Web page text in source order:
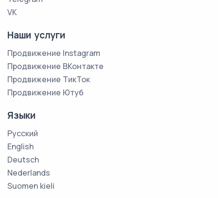
VK
Наши услуги
Продвижение Instagram
Продвижение ВКонтакте
Продвижение ТикТок
Продвижение Ютуб
Языки
Русский
English
Deutsch
Nederlands
Suomen kieli